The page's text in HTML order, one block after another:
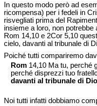
In questo modo però ad
ricompensa) per i fedeli in
risvegliati prima del
insieme a loro, non
Rom 14,10 e 2Cor 5,10
cielo, davanti al tribunale di
Poiché tutti compariremo
Rom 14,10 Ma tu, perché
perché disprezzi tuo
davanti al tribunale di Dio
Noi tutti infatti dobbiamo